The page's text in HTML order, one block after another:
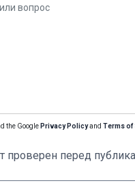
the Google Privacy Policyand Terms of
проверен перед